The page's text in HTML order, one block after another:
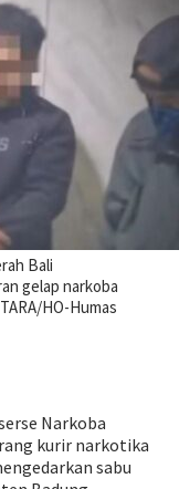
Bali
gelap narkoba
HO-Humas
Narkoba
kurir narkotika
sabu